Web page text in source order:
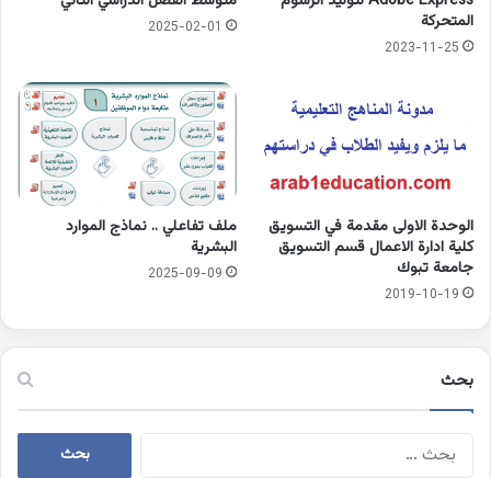
المتحركة
2023-11-25
2025-02-01
الوحدة الاولى مقدمة في التسويق
كلية ادارة الاعمال قسم التسويق
جامعة تبوك
2019-10-19
ملف تفاعلي .. نماذج الموارد
البشرية
2025-09-09
بحث
البحث